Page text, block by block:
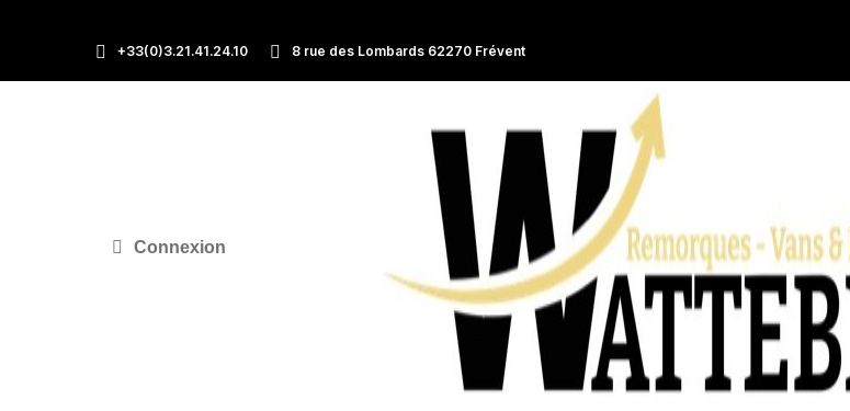
+33(0)3.21.41.24.10 8 rue des Lombards 62270 Frévent
Connexion